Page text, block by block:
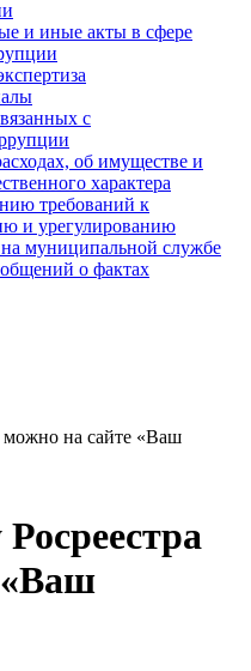
«Ваш
и иные акты в сфере
с
об имуществе и
характера
требований к
и урегулированию
муниципальной службе
о фактах
можно на сайте «Ваш